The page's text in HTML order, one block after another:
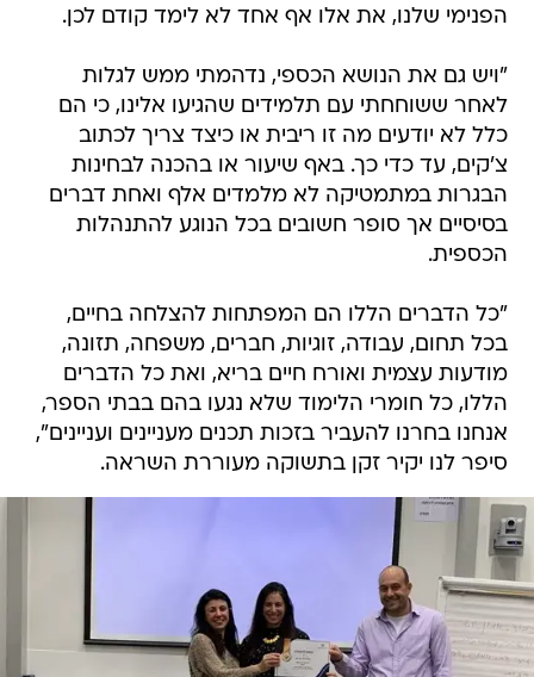
הפנימי שלנו, את אלו אף אחד לא לימד קודם לכן.
"ויש גם את הנושא הכספי, נדהמתי ממש לגלות
לאחר ששוחחתי עם תלמידים שהגיעו אלינו, כי הם
כלל לא יודעים מה זו ריבית או כיצד צריך לכתוב
צ'קים, עד כדי כך. באף שיעור או בהכנה לבחינות
הבגרות במתמטיקה לא מלמדים אלף ואחת דברים
בסיסיים אך סופר חשובים בכל הנוגע להתנהלות
הכספית.
"כל הדברים הללו הם המפתחות להצלחה בחיים,
בכל תחום, עבודה, זוגיות, חברים, משפחה, תזונה,
מודעות עצמית ואורח חיים בריא, ואת כל הדברים
הללו, כל חומרי הלימוד שלא נגעו בהם בבתי הספר,
אנחנו בחרנו להעביר בזכות תכנים מעניינים ועניינים",
סיפר לנו יקיר זקן בתשוקה מעוררת השראה.